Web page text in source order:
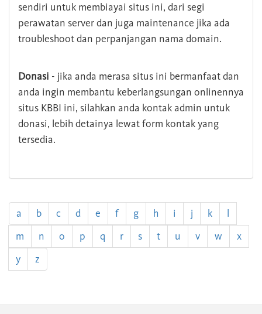
sendiri untuk membiayai situs ini, dari segi
perawatan server dan juga maintenance jika ada
troubleshoot dan perpanjangan nama domain.
Donasi - jika anda merasa situs ini bermanfaat dan
anda ingin membantu keberlangsungan onlinennya
situs KBBI ini, silahkan anda kontak admin untuk
donasi, lebih detainya lewat form kontak yang
tersedia.
a b c d e f g h i j k
l
m
n o p q r s t u v w
x
y
z